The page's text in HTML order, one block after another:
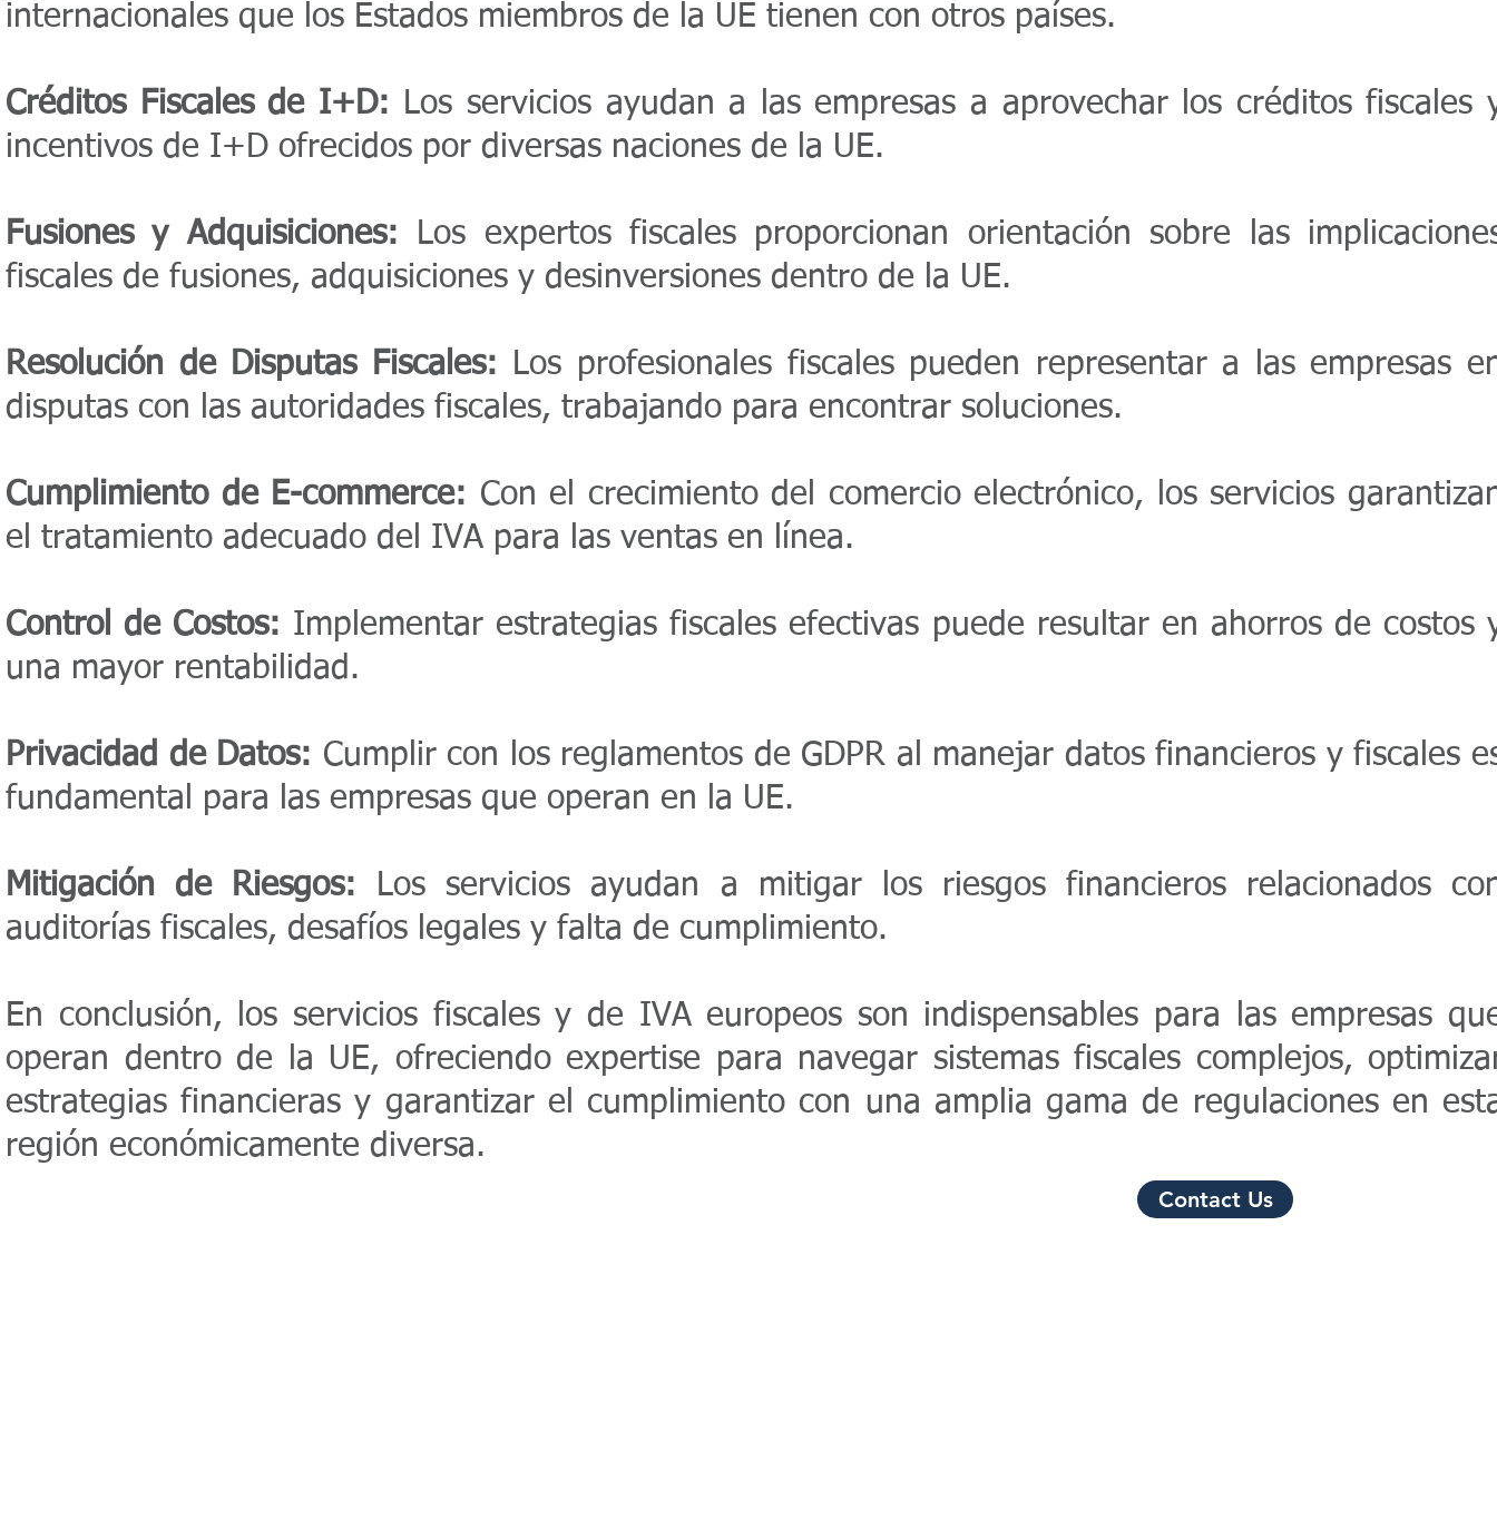
internacionales que los Estados miembros de la UE tienen con otros países.
Créditos Fiscales de I+D: Los servicios ayudan a las empresas a aprovechar los créditos fiscales
incentivos de I+D ofrecidos por diversas naciones de la UE.
Fusiones y Adquisiciones: Los expertos fiscales proporcionan orientación sobre las
fiscales de fusiones, adquisiciones y desinversiones dentro de la UE.
Resolución de Disputas Fiscales: Los profesionales fiscales pueden representar a las empresas
disputas con las autoridades fiscales, trabajando para encontrar soluciones.
Cumplimiento de E-commerce: Con el crecimiento del comercio electrónico, los servicios
el tratamiento adecuado del IVA para las ventas en línea.
Control de Costos: Implementar estrategias fiscales efectivas puede resultar en ahorros de costos
una mayor rentabilidad.
Privacidad de Datos: Cumplir con los reglamentos de GDPR al manejar datos financieros y fiscales
fundamental para las empresas que operan en la UE.
Mitigación de Riesgos: Los servicios ayudan a mitigar los riesgos financieros relacionados
auditorías fiscales, desafíos legales y falta de cumplimiento.
En conclusión, los servicios fiscales y de IVA europeos son indispensables para las empresas
operan dentro de la UE, ofreciendo expertise para navegar sistemas fiscales complejos,
estrategias financieras y garantizar el cumplimiento con una amplia gama de regulaciones en
región económicamente diversa.
Contact Us